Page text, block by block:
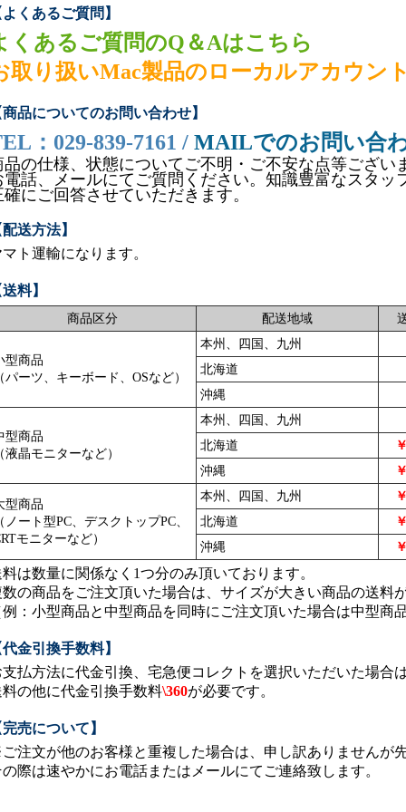
くあるご質問】
くあるご質問のQ＆Aはこちら
取り扱いMac製品のローカルアカウン
品についてのお問い合わせ】
：029-839-7161 / MAILでのお問い合
品の仕様、状態についてご不明・ご不安な点等ござい
電話、メールにてご質問ください。知識豊富なスタッ
確にご回答させていただきます。
送方法】
ト運輸になります。
料】
商品区分 配送地域
型商品
パーツ、キーボード、OSなど）
本州、四国、九州
北海道
沖縄
型商品
液晶モニターなど）
本州、四国、九州
北海道
沖縄
型商品
ノート型PC、デスクトップPC、
モニターなど）
本州、四国、九州
北海道
沖縄
は数量に関係なく1つ分のみ頂いております。
数の商品をご注文頂いた場合は、サイズが大きい商品の送料
例：小型商品と中型商品を同時にご注文頂いた場合は中型商
金引換手数料】
支払方法に代金引換、宅急便コレクトを選択いただいた場合
料の他に代金引換手数料\360が必要です。
売について】
注文が他のお客様と重複した場合は、申し訳ありませんが
際は速やかにお電話またはメールにてご連絡致します。